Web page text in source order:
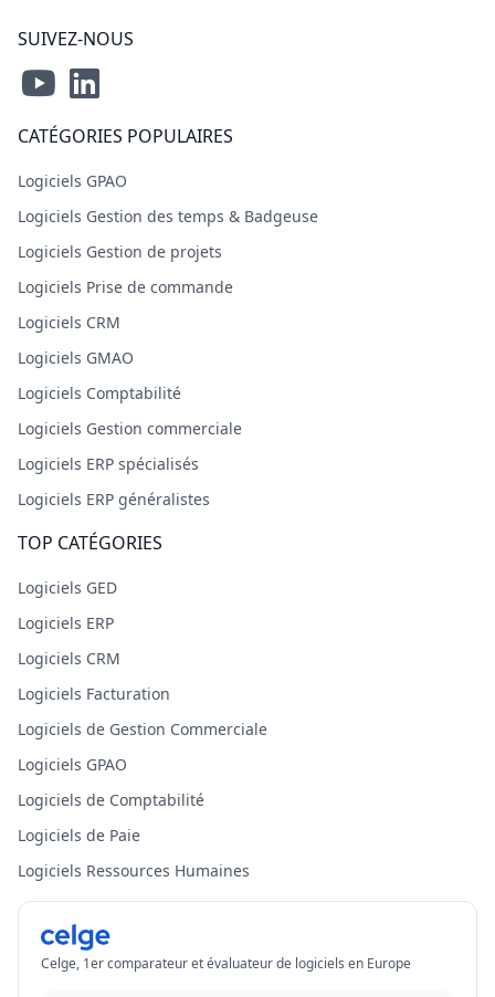
SUIVEZ-NOUS
CATÉGORIES POPULAIRES
Logiciels GPAO
Logiciels Gestion des temps & Badgeuse
Logiciels Gestion de projets
Logiciels Prise de commande
Logiciels CRM
Logiciels GMAO
Logiciels Comptabilité
Logiciels Gestion commerciale
Logiciels ERP spécialisés
Logiciels ERP généralistes
TOP CATÉGORIES
Logiciels GED
Logiciels ERP
Logiciels CRM
Logiciels Facturation
Logiciels de Gestion Commerciale
Logiciels GPAO
Logiciels de Comptabilité
Logiciels de Paie
Logiciels Ressources Humaines
Celge, 1er comparateur et évaluateur de logiciels en Europe